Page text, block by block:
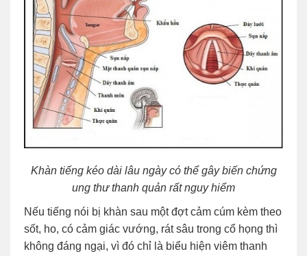
Khàn tiếng kéo dài lâu ngày có thể gây biến chứng
ung thư thanh quản rất nguy hiểm
Nếu tiếng nói bị khàn sau một đợt cảm cúm kèm theo
sốt, ho, có cảm giác vướng, rát sâu trong cổ họng thì
không đáng ngại, vì đó chỉ là biểu hiện viêm thanh